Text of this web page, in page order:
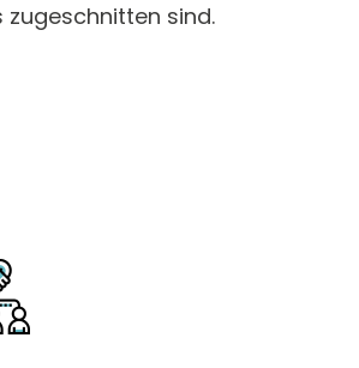
zugeschnitten sind.